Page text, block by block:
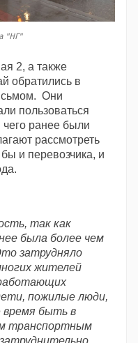
"НГ"
2, а также
обратились в
Они
пользоваться
ранее были
рассмотреть
и перевозчика, и
так как
была более чем
затрудняло
жителей
пожилые люди,
время быть в
транспортным